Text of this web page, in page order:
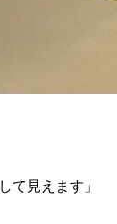
て見えます」